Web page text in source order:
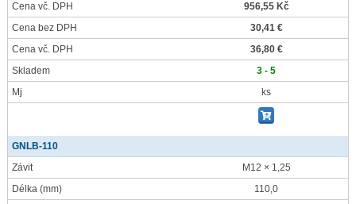
Cena vč. DPH
956,55 Kč
Cena bez DPH
30,41 €
Cena vč. DPH
36,80 €
Skladem
3 - 5
Mj
ks
GNLB-110
Závit
M12 × 1,25
Délka (mm)
110,0